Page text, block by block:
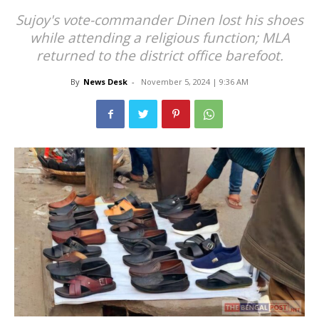
Sujoy's vote-commander Dinen lost his shoes
while attending a religious function; MLA
returned to the district office barefoot.
By News Desk - November 5, 2024 | 9:36 AM